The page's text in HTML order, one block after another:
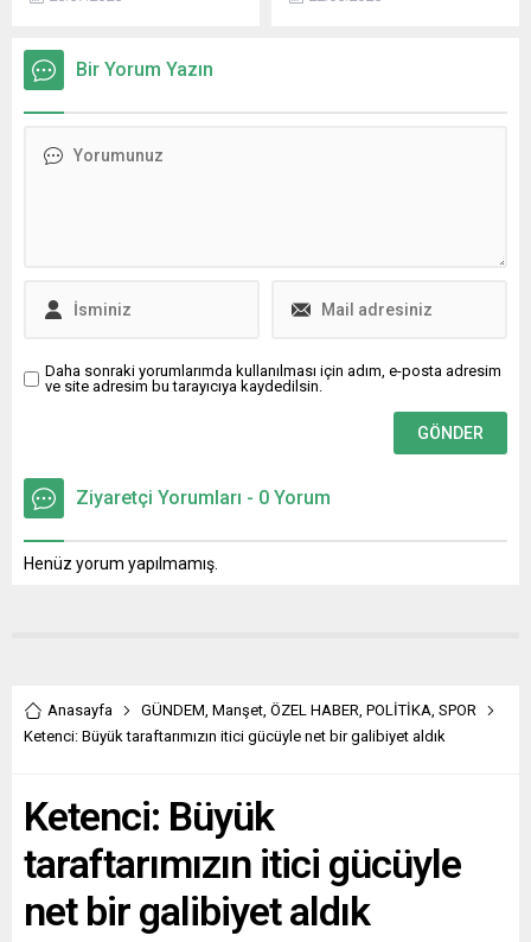
Kurtulmuş'un 'Terörsüz
Meclis'te kurulacak
komisyon için partilere
komisyonda İYİ Parti olarak
ait B-2 Spirit gizli
Bir Yorum Yazın
Daha sonraki yorumlarımda kullanılması için adım, e-posta adresim
ve site adresim bu tarayıcıya kaydedilsin.
Ziyaretçi Yorumları - 0 Yorum
Henüz yorum yapılmamış.
Anasayfa GÜNDEM, Manşet, ÖZEL HABER, POLİTİKA, SPOR
Ketenci: Büyük taraftarımızın itici gücüyle net bir galibiyet aldık
Ketenci: Büyük
taraftarımızın itici gücüyle
net bir galibiyet aldık